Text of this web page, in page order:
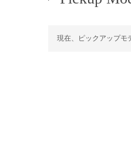
現在、ピックアップモ